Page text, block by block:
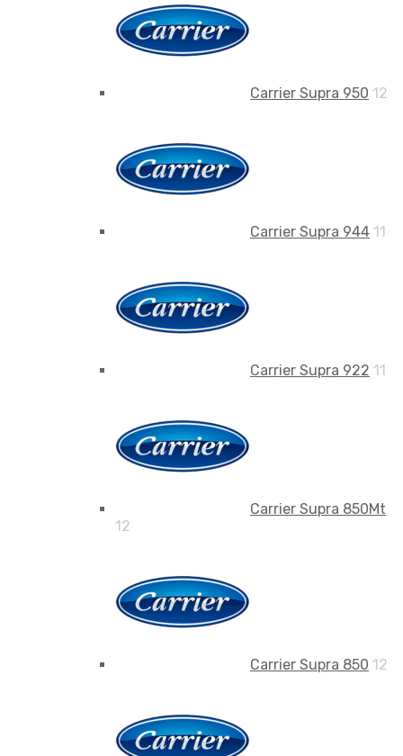
Carrier Supra 950 12
Carrier Supra 944 11
Carrier Supra 922 11
Carrier Supra 850Mt
12
Carrier Supra 850 12